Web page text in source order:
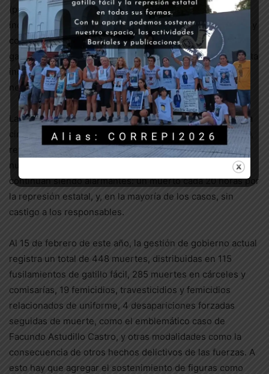
(promotora de la doctrina Chocobar y con los mayores
índices de muertos por la represión estatal desde 1983), y
con las promesas de un nuevo gobierno de combatir el
gatillo fácil y la violencia institucional, la situación concreta
indica que estamos lejos de las transformaciones
necesarias.
Las medidas que facultaron a las fuerzas para controlar la
circulación y garantizar el acatamiento del ASPO y DISPO,
recrudecieron los hechos represivos de todo tipo. En
nuestra última actualización del Archivo las cifras
continúan siendo alarmantes: un muerto cada 20 horas por
la represión estatal, y, en la mayoría de los casos, sin
castigo a los responsables.
Al 15 de febrero de este año, la gestión de gobierno actual
registra un total de 448 muertes, distribuidas en 115
fusilamientos de gatillo fácil, 285 muertes en cárceles y
comisarías, 19 femicidios, travesticidios y femicidios
relacionados de uniforme, 4 desapariciones forzadas
seguidas de muerte, como el emblemático caso de
Facundo Astudillo Castro, y otras modalidades como la
consecuencia de otros hechos delictivos de las fuerzas. A
esto hay que agregar el sostenimiento de figuras como